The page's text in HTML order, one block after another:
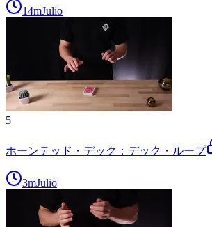
14mJulio
5
ホーンテッド・デック：デック・ループ
3mJulio